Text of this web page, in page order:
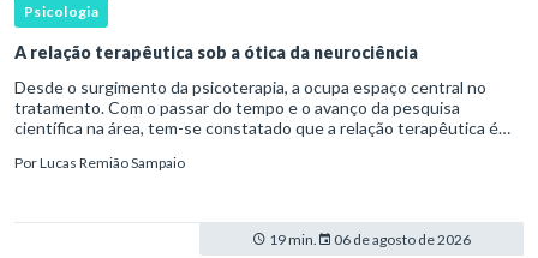
Psicologia
A relação terapêutica sob a ótica da neurociência
Desde o surgimento da psicoterapia, a ocupa espaço central no
tratamento. Com o passar do tempo e o avanço da pesquisa
científica na área, tem-se constatado que a relação terapêutica é
PorLucas Remião Sampaio
19 min. 06 de agosto de 2026